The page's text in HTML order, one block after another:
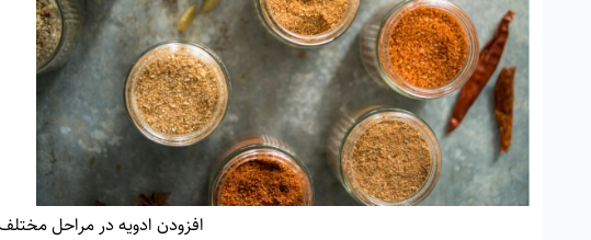
افزودن ادویه در مراحل